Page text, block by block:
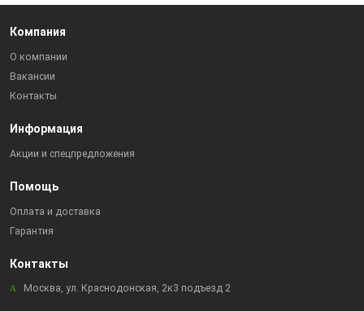
Компания
О компании
Вакансии
Контакты
Информация
Акции и спецпредложения
Помощь
Оплата и доставка
Гарантия
Контакты
Москва, ул. Краснодонская, 2к3 подъезд 2